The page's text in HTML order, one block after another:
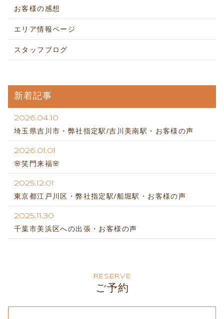
お客様の感想
エリア情報ページ
スタッフブログ
新着記事
2026.04.10
埼玉県吉川市・弊社指定駅/吉川美南駅・お客様の声
2026.01.01
🌸笑門来福🌸
2025.12.01
東京都江戸川区・弊社指定駅/船堀駅・お客様の声
2025.11.30
千葉市美浜区への出張・お客様の声
RESERVE
ご予約